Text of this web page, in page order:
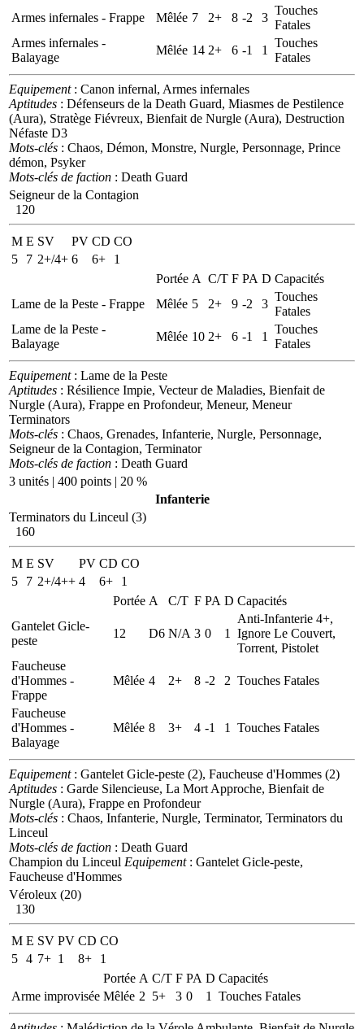
Armes infernales - Frappe
Mêlée 7 2+ 8 -2 3
Touches
Fatales
Armes infernales -
Balayage
Mêlée 14 2+ 6 -1 1
Touches
Fatales
Equipement: Canon infernal, Armes infernales
Aptitudes : Défenseurs de la Death Guard, Miasmes de Pestilence
(Aura), Stratège Fiévreux, Bienfait de Nurgle (Aura), Destruction
Néfaste D3
Mots-clés : Chaos, Démon, Monstre, Nurgle, Personnage, Prince
démon, Psyker
Mots-clés de faction : Death Guard
Seigneur de la Contagion
120
M E SV PV CD CO
5
7 2+/4+ 6 6+
1
Portée A C/T F PA D Capacités
Lame de la Peste - Frappe
Mêlée 5 2+ 9 -2 3
Touches
Fatales
Lame de la Peste -
Balayage
Mêlée 10 2+ 6 -1 1
Touches
Fatales
Equipement: Lame de la Peste
Aptitudes : Résilience Impie, Vecteur de Maladies, Bienfait de
Nurgle (Aura), Frappe en Profondeur, Meneur, Meneur
Terminators
Mots-clés : Chaos, Grenades, Infanterie, Nurgle, Personnage,
Seigneur de la Contagion, Terminator
Mots-clés de faction : Death Guard
3 unités | 400 points | 20 %
Infanterie
Terminators du Linceul (3)
160
M E SV PV CD CO
5
7 2+/4++ 4 6+
1
Portée A C/T F PA D Capacités
Gantelet Gicle-
peste
12 D6 N/A 3 0 1
Anti-Infanterie 4+,
Ignore Le Couvert,
Torrent, Pistolet
Faucheuse
d'Hommes -
Frappe
Mêlée 4 2+ 8 -2 2 Touches Fatales
Faucheuse
d'Hommes -
Balayage
Mêlée 8 3+ 4 -1 1 Touches Fatales
Equipement: Gantelet Gicle-peste (2), Faucheuse d'Hommes (2)
Aptitudes : Garde Silencieuse, La Mort Approche, Bienfait de
Nurgle (Aura), Frappe en Profondeur
Mots-clés : Chaos, Infanterie, Nurgle, Terminator, Terminators du
Linceul
Mots-clés de faction : Death Guard
Champion du Linceul Equipement: Gantelet Gicle-peste,
Faucheuse d'Hommes
Véroleux (20)
130
M E SV PV CD CO
5 4 7+ 1 8+
1
Portée A C/T F PA D Capacités
Arme improvisée Mêlée 2 5+ 3 0 1 Touches Fatales